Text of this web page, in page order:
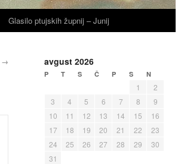
Glasilo ptujskih župnij – Junij
→ avgust 2026
P T S Č P S N
1
2
3
4 5 6 7 8
9
10
11 12 13 14 15
16
17
18 19 20 21 22
23
24
25 26 27 28 29
30
31